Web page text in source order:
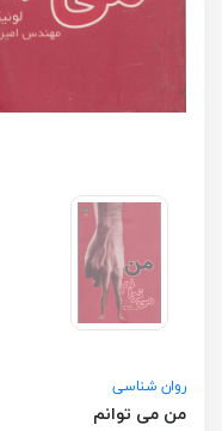
روان شناسی
من می توانم